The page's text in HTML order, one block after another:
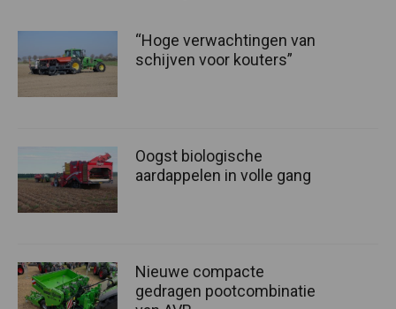
“Hoge verwachtingen van
schijven voor kouters”
Oogst biologische
aardappelen in volle gang
Nieuwe compacte
gedragen pootcombinatie